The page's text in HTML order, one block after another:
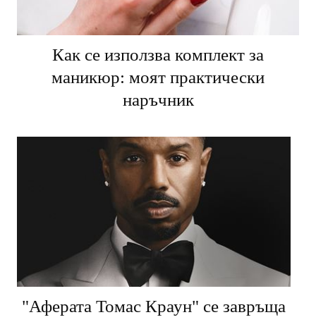
Как се използва комплект за
маникюр: моят практически
наръчник
"Аферата Томас Краун" се завръща